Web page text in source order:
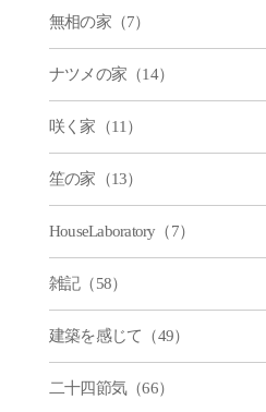
無相の家（7）
ナツメの家（14）
咲く家（11）
笙の家（13）
HouseLaboratory（7）
雑記（58）
建築を感じて（49）
二十四節気（66）